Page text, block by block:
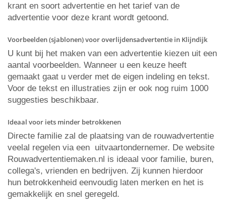
krant en soort advertentie en het tarief van de
advertentie voor deze krant wordt getoond.
Voorbeelden (sjablonen) voor overlijdensadvertentie in Klijndijk
U kunt bij het maken van een advertentie kiezen uit een
aantal voorbeelden. Wanneer u een keuze heeft
gemaakt gaat u verder met de eigen indeling en tekst.
Voor de tekst en illustraties zijn er ook nog ruim 1000
suggesties beschikbaar.
Ideaal voor iets minder betrokkenen
Directe familie zal de plaatsing van de rouwadvertentie
veelal regelen via een uitvaartondernemer. De website
Rouwadvertentiemaken.nl is ideaal voor familie, buren,
collega's, vrienden en bedrijven. Zij kunnen hierdoor
hun betrokkenheid eenvoudig laten merken en het is
gemakkelijk en snel geregeld.